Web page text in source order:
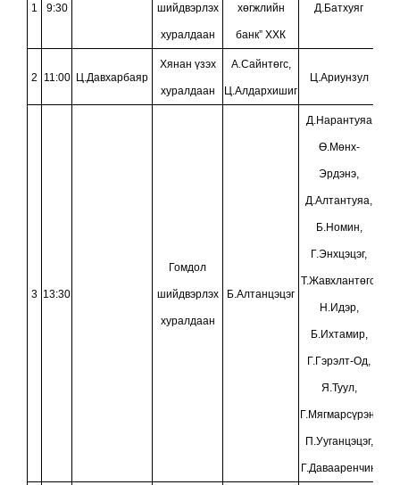
1 9:30 шийдвэрлэх
хуралдаан
хөгжлийн
банк” ХХК
Д.Батхуяг
2 11:00 Ц.Давхарбаяр
Хянан үзэх
хуралдаан
А.Сайнтөгс,
Ц.Алдархишиг
Ц.Ариунзул
3 13:30
Гомдол
шийдвэрлэх
хуралдаан
Б.Алтанцэцэг
Д.Нарантуяа,
Ө.Мөнх-
Эрдэнэ,
Д.Алтантуяа,
Б.Номин,
Г.Энхцэцэг,
Т.Жавхлантөгс,
Н.Идэр,
Б.Ихтамир,
Г.Гэрэлт-Од,
Я.Туул,
Г.Мягмарсүрэн,
П.Ууганцэцэг,
Г.Давааренчин